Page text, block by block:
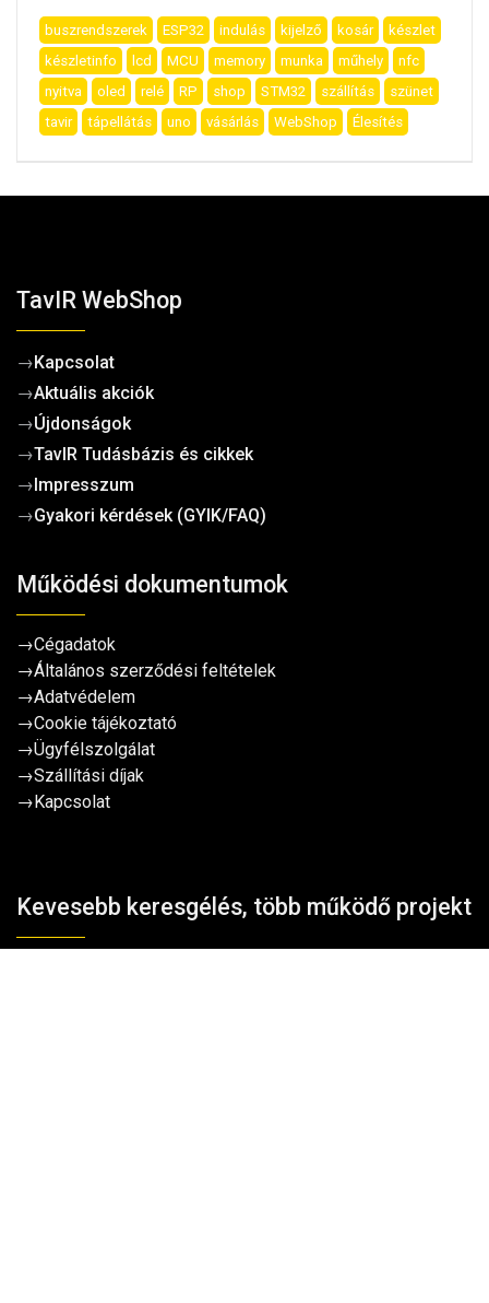
buszrendszerek ESP32 indulás kijelző kosár
készlet
készletinfo
lcd MCU memory munka műhely
nfc
nyitva
oled relé RP shop STM32 szállítás
szünet
tavir
tápellátás uno vásárlás WebShop Élesítés
TavIR WebShop
→Kapcsolat
→Aktuális akciók
→Újdonságok
→TavIR Tudásbázis és cikkek
→Impresszum
→Gyakori kérdések (GYIK/FAQ)
Működési dokumentumok
→Cégadatok
→Általános szerződési feltételek
→Adatvédelem
→Cookie tájékoztató
→Ügyfélszolgálat
→Szállítási díjak
→Kapcsolat
Kevesebb keresgélés, több működő projekt